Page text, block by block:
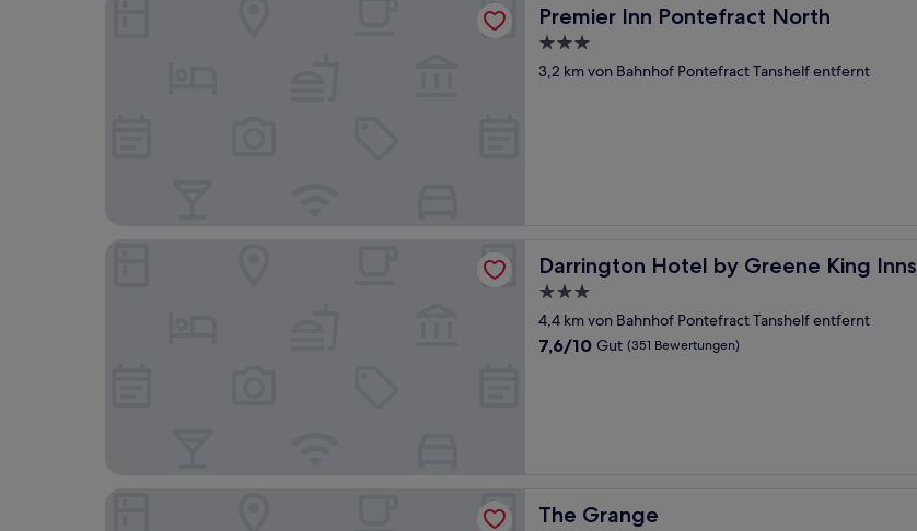
Premier Inn Pontefract North
Premier Inn Pontefract North
3.0-
Sterne-
3,2 km von Bahnhof Pontefract Tanshelf entfernt
Darrington Hotel by Greene King Inns
Darrington Hotel by Greene King Inns
3.0-
Sterne-
Unterkunft
4,4 km von Bahnhof Pontefract Tanshelf entfernt
7.6
7,6/10 Gut (351 Bewertungen)
The Grange
The Grange